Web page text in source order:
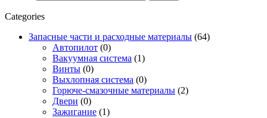
Categories
Запасные части и расходные материалы (64)
Автопилот (0)
Вакуумная система (1)
Винты (0)
Выхлопная система (0)
Горюче-смазочные материалы (2)
Двери (0)
Зажигание (1)